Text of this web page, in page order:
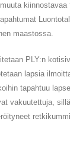
maastossa.
PLY:n
lapsia
tapahtuu
vakuutettuja,